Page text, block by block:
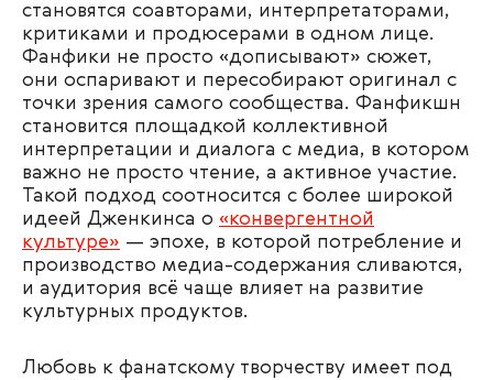
становятся соавторами, интерпретаторами,
критиками и продюсерами в одном лице.
Фанфики не просто «дописывают» сюжет,
они оспаривают и пересобирают оригинал с
точки зрения самого сообщества. Фанфикшн
становится площадкой коллективной
интерпретации и диалога с медиа, в котором
важно не просто чтение, а активное участие.
Такой подход соотносится с более широкой
идеей Дженкинса о «конвергентной
культуре» — эпохе, в которой потребление и
производство медиа-содержания сливаются,
и аудитория всё чаще влияет на развитие
культурных продуктов.
Любовь к фанатскому творчеству имеет под